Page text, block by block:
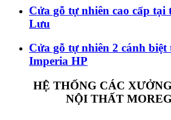
Cửa gỗ tự nhiên cao cấp tại
Lưu
Cửa gỗ tự nhiên 2 cánh biệt
Imperia HP
HỆ THỐNG CÁC
NỘI THẤT